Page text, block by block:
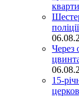
Через
15-